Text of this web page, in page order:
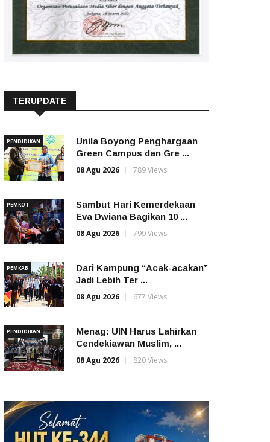
TERUPDATE
PENDIDIKAN
Unila Boyong Penghargaan
Green Campus dan Gre ...
08 Agu 2026
789 Views
PEMKOT
Sambut Hari Kemerdekaan
Eva Dwiana Bagikan 10 ...
08 Agu 2026
799 Views
PEMKAB
Dari Kampung “Acak-acakan”
Jadi Lebih Ter ...
08 Agu 2026
677 Views
PENDIDIKAN
Menag: UIN Harus Lahirkan
Cendekiawan Muslim, ...
08 Agu 2026
820 Views